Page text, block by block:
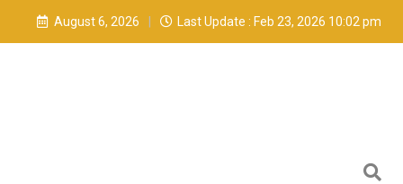
August 6, 2026 Last Update : Feb 23, 2026 10:02 pm